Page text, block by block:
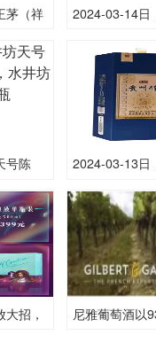
茅（祥
2024-03-14日
是多少呢？
号陈
2024-03-13日
是多少呢？
招，
尼雅葡萄酒以